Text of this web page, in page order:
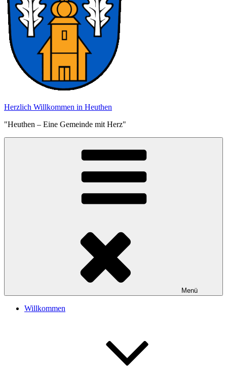
Herzlich Willkommen in Heuthen
"Heuthen – Eine Gemeinde mit Herz"
Menü
Willkommen